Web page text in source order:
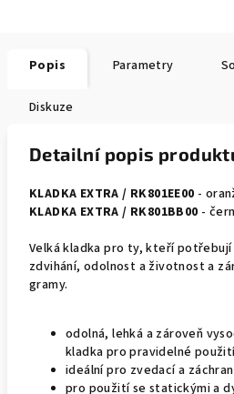
Popis Parametry
Diskuze
Detailní popis
KLADKA EXTRA / RK801EE00 -
KLADKA EXTRA / RK801BB00 -
Velká kladka pro ty, kteří potřebují
zdvihání, odolnost a životnost a
gramy.
odolná, lehká a zároveň
kladka pro pravidelné
ideální pro zvedací a
pro použití se statickými a